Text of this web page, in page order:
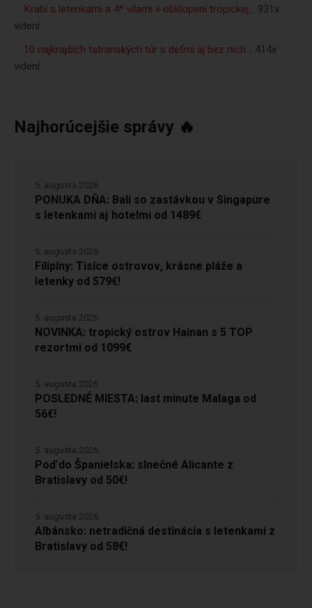
Krabi s letenkami a 4* vilami v obklopení tropickej… 931x
videní
10 najkrajších tatranských túr s deťmi aj bez nich… 414x
videní
Najhorúcejšie správy 🔥
PONUKA DŇA: Bali so zastávkou v Singapure
s letenkami aj hotelmi od 1489€
5. augusta 2026
Filipíny: Tisíce ostrovov, krásne pláže a
letenky od 579€!
5. augusta 2026
NOVINKA: tropický ostrov Hainan s 5 TOP
rezortmi od 1099€
5. augusta 2026
POSLEDNÉ MIESTA: last minute Malaga od
56€!
5. augusta 2026
Poď do Španielska: slnečné Alicante z
Bratislavy od 50€!
5. augusta 2026
Albánsko: netradičná destinácia s letenkami z
Bratislavy od 58€!
5. augusta 2026